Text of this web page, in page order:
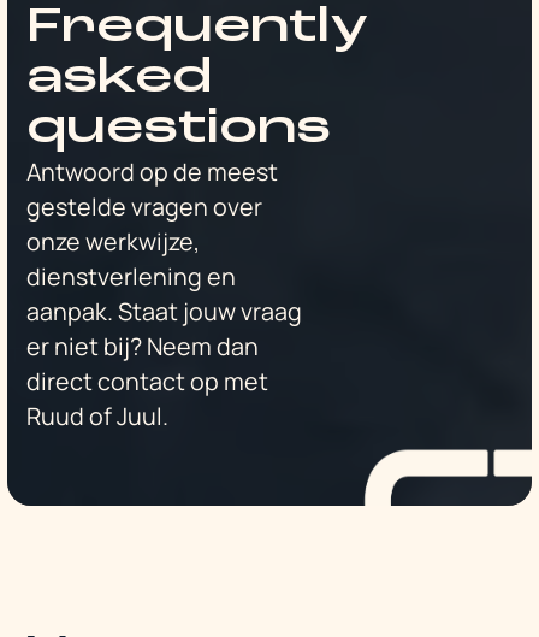
Frequently
asked
questions
Antwoord op de meest
gestelde vragen over
onze werkwijze,
dienstverlening en
aanpak. Staat jouw vraag
er niet bij? Neem dan
direct contact op met
Ruud of Juul.